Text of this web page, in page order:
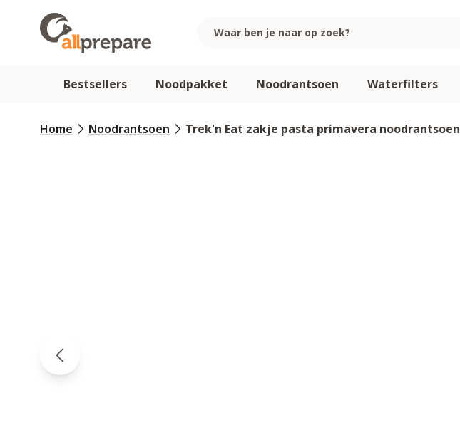
Bestsellers Noodpakket Noodrantsoen Waterfilters
Home Noodrantsoen Trek'n Eat zakje pasta primavera noodrantsoen